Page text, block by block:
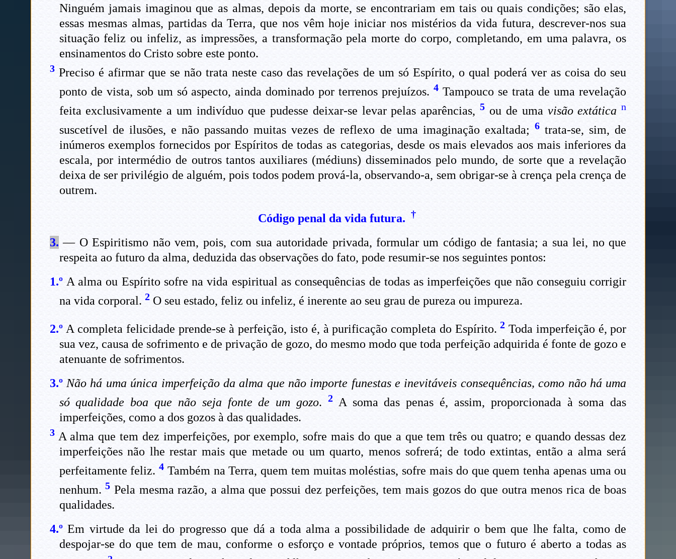
Ninguém jamais imaginou que as almas, depois da morte, se encontrariam em tais ou quais condições; são elas,
essas mesmas almas, partidas da Terra, que nos vêm hoje iniciar nos mistérios da vida futura, descrever-nos sua
situação feliz ou infeliz, as impressões, a transformação pela morte do corpo, completando, em uma palavra, os
ensinamentos do Cristo sobre este ponto.
3Preciso é afirmar que se não trata neste caso das revelações de um só Espírito, o qual poderá ver as coisa do seu
ponto de vista, sob um só aspecto, ainda dominado por terrenos prejuízos.4 Tampouco se trata de uma revelação
feita exclusivamente a um indivíduo que pudesse deixar-se levar pelas aparências,5 ou de uma visão extática n
suscetível de ilusões, e não passando muitas vezes de reflexo de uma imaginação exaltada;6 trata-se, sim, de
inúmeros exemplos fornecidos por Espíritos de todas as categorias, desde os mais elevados aos mais inferiores da
escala, por intermédio de outros tantos auxiliares (médiuns) disseminados pelo mundo, de sorte que a revelação
deixa de ser privilégio de alguém, pois todos podem prová-la, observando-a, sem obrigar-se à crença pela crença de
outrem.
Código penal da vida futura. †
3. — O Espiritismo não vem, pois, com sua autoridade privada, formular um código de fantasia; a sua lei, no que
respeita ao futuro da alma, deduzida das observações do fato, pode resumir-se nos seguintes pontos:
1.º A alma ou Espírito sofre na vida espiritual as consequências de todas as imperfeições que não conseguiu corrigir
na vida corporal. 2O seu estado, feliz ou infeliz, é inerente ao seu grau de pureza ou impureza.
2.º A completa felicidade prende-se à perfeição, isto é, à purificação completa do Espírito.2 Toda imperfeição é, por
sua vez, causa de sofrimento e de privação de gozo, do mesmo modo que toda perfeição adquirida é fonte de gozo e
atenuante de sofrimentos.
3.º Não há uma única imperfeição da alma que não importe funestas e inevitáveis consequências, como não há uma
só qualidade boa que não seja fonte de um gozo. 2A soma das penas é, assim, proporcionada à soma das
imperfeições, como a dos gozos à das qualidades.
3A alma que tem dez imperfeições, por exemplo, sofre mais do que a que tem três ou quatro; e quando dessas dez
imperfeições não lhe restar mais que metade ou um quarto, menos sofrerá; de todo extintas, então a alma será
perfeitamente feliz.4 Também na Terra, quem tem muitas moléstias, sofre mais do que quem tenha apenas uma ou
nenhum.5 Pela mesma razão, a alma que possui dez perfeições, tem mais gozos do que outra menos rica de boas
qualidades.
4.º Em virtude da lei do progresso que dá a toda alma a possibilidade de adquirir o bem que lhe falta, como de
despojar-se do que tem de mau, conforme o esforço e vontade próprios, temos que o futuro é aberto a todas as